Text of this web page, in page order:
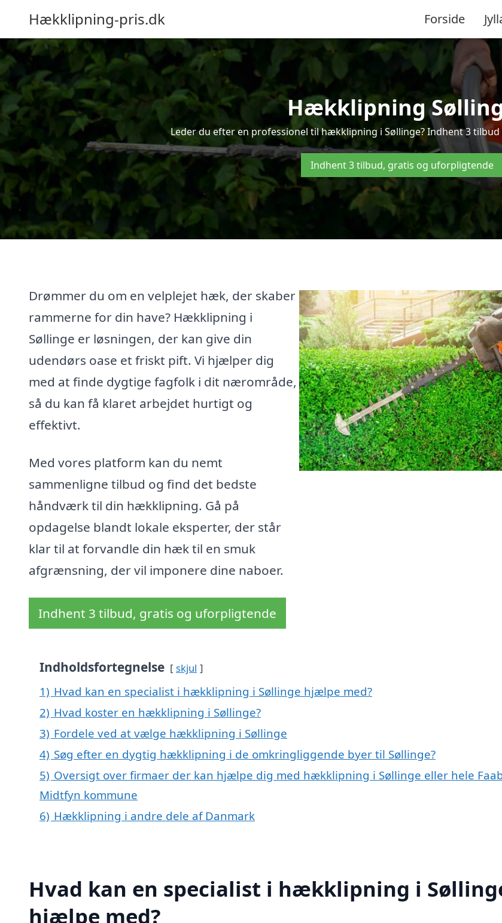
Hækklipning-pris.dk Forside
Hækklipning
Leder du efter en professionel til hækklipning i Søllinge? Indhent 3 tilbud
Indhent 3 tilbud, gratis og uforpligtende
Drømmer du om en velplejet hæk, der skaber
rammerne for din have? Hækklipning i
Søllinge er løsningen, der kan give din
udendørs oase et friskt pift. Vi hjælper dig
med at finde dygtige fagfolk i dit nærområde,
så du kan få klaret arbejdet hurtigt og
effektivt.
Med vores platform kan du nemt
sammenligne tilbud og find det bedste
håndværk til din hækklipning. Gå på
opdagelse blandt lokale eksperter, der står
klar til at forvandle din hæk til en smuk
afgrænsning, der vil imponere dine naboer.
Indhent 3 tilbud, gratis og uforpligtende
Indholdsfortegnelse skjul
1) Hvad kan en specialist i hækklipning i Søllinge hjælpe med?
2) Hvad koster en hækklipning i Søllinge?
3) Fordele ved at vælge hækklipning i Søllinge
4) Søg efter en dygtig hækklipning i de omkringliggende byer til Søllinge?
5) Oversigt over firmaer der kan hjælpe dig med hækklipning i Søllinge eller hele
Midtfyn kommune
6) Hækklipning i andre dele af Danmark
Hvad kan en specialist i hækklipning i
hjælpe med?